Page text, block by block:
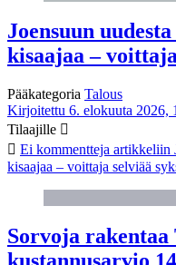
Joensuun
kisaajaa –
Pääkategoria Talous
Kirjoitettu 6. elokuuta 2026,
Tilaajille
Ei kommentteja artikkeliin
kisaajaa – voittaja selviää
Sorvoja